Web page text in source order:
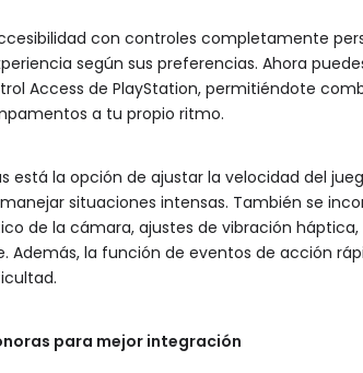
con controles completamente
según sus preferencias. Ahora
Access de PlayStation, permitiéndote
a tu propio ritmo.
está la opción de ajustar la velocidad del
manejar situaciones intensas. También se
de la cámara, ajustes de vibración háptica,
la función de eventos de acción
para mejor integración